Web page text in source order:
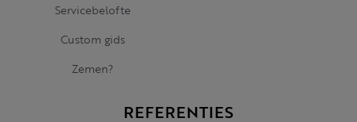
Servicebelofte
Custom gids
Zemen?
REFERENTIES